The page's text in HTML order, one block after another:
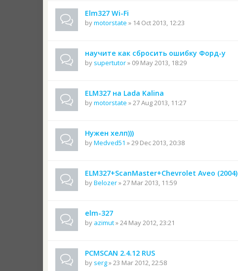
Elm327 Wi-Fi
bymotorstate » 14 Oct 2013, 12:23
научите как сбросить ошибку Форд-у
by supertutor» 09 May 2013, 18:29
ELM327 на Lada Kalina
bymotorstate » 27 Aug 2013, 11:27
Нужен хелп)))
byMedved51 » 29 Dec 2013, 20:38
ELM327+ScanMaster+Chevrolet Aveo (2004)
byBelozer» 27 Mar 2013, 11:59
elm-327
by azimut» 24 May 2012, 23:21
PCMSCAN 2.4.12 RUS
by serg» 23 Mar 2012, 22:58